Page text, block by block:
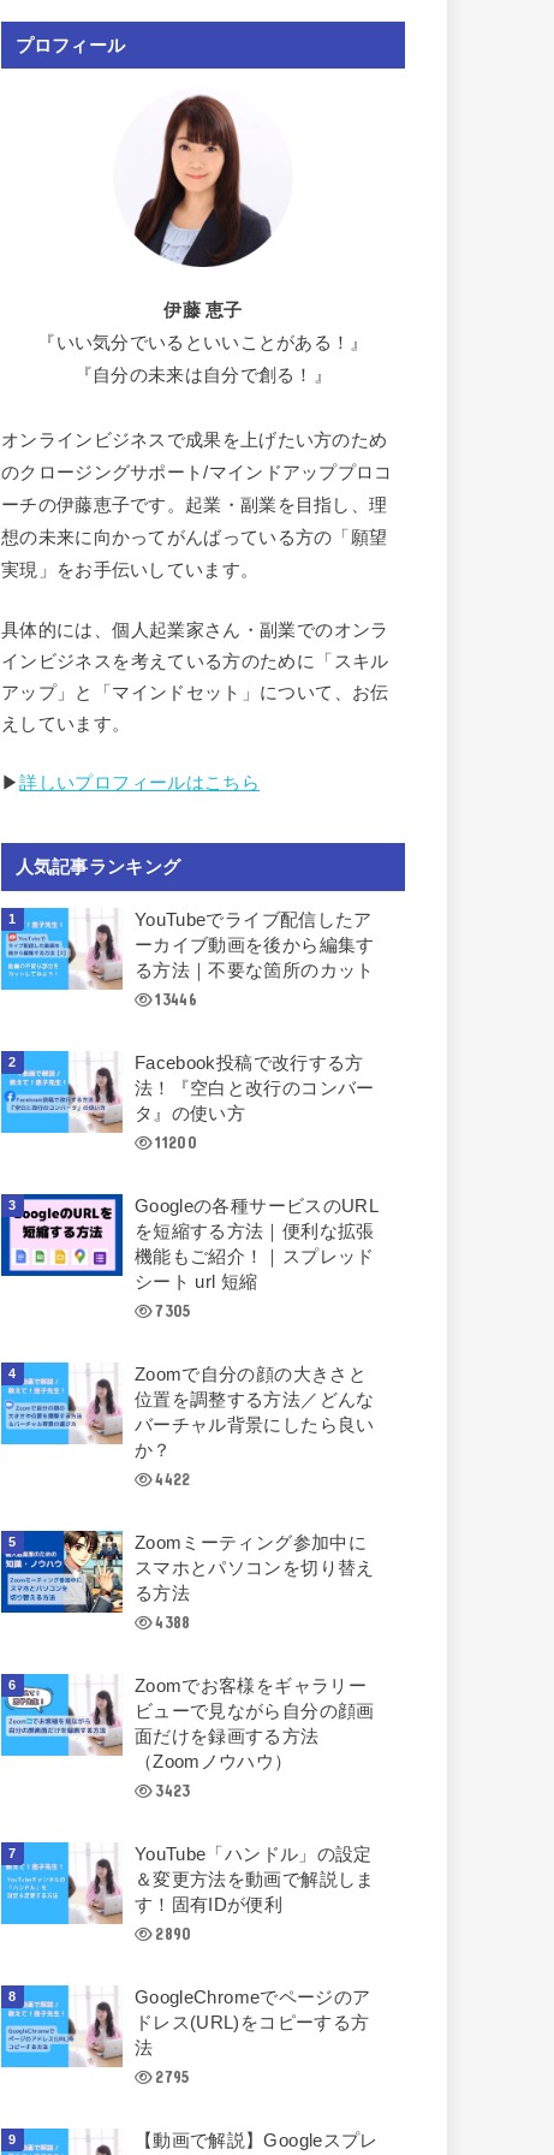
プロフィール
伊藤 恵子
『いい気分でいるといいことがある！』
『自分の未来は自分で創る！』
オンラインビジネスで成果を上げたい方のため
のクロージングサポート/マインドアッププロコ
ーチの伊藤恵子です。起業・副業を目指し、理
想の未来に向かってがんばっている方の「願望
実現」をお手伝いしています。
具体的には、個人起業家さん・副業でのオンラ
インビジネスを考えている方のために「スキル
アップ」と「マインドセット」について、お伝
えしています。
▶︎詳しいプロフィールはこちら
人気記事ランキング
YouTubeでライブ配信したア
ーカイブ動画を後から編集す
る方法｜不要な箇所のカット
13446
Facebook投稿で改行する方
法！『空白と改行のコンバー
タ』の使い方
11200
Googleの各種サービスのURL
を短縮する方法｜便利な拡張
機能もご紹介！｜スプレッド
シート url 短縮
7305
Zoomで自分の顔の大きさと
位置を調整する方法／どんな
バーチャル背景にしたら良い
か？
4422
Zoomミーティング参加中に
スマホとパソコンを切り替え
る方法
4388
Zoomでお客様をギャラリー
ビューで見ながら自分の顔画
面だけを録画する方法
（Zoomノウハウ）
3423
YouTube「ハンドル」の設定
＆変更方法を動画で解説しま
す！固有IDが便利
2890
GoogleChromeでページのア
ドレス(URL)をコピーする方
法
2795
【動画で解説】Googleスプレ